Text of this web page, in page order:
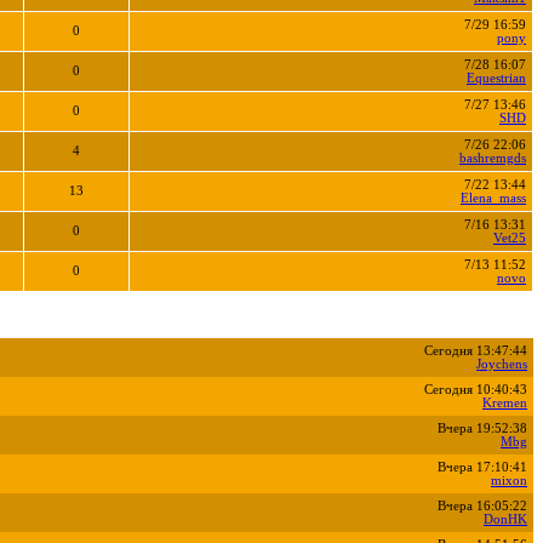
0
7/29 16:59
pony
0
7/28 16:07
Equestrian
0
7/27 13:46
SHD
4
7/26 22:06
bashremgds
13
7/22 13:44
Elena_mass
0
7/16 13:31
Vet25
0
7/13 11:52
novo
Сегодня 13:47:44
Joychens
Сегодня 10:40:43
Kremen
Вчера 19:52:38
Mbg
Вчера 17:10:41
mixon
Вчера 16:05:22
DonHK